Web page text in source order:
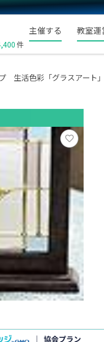
件
主催する 教室運
生活色彩「グラスアート